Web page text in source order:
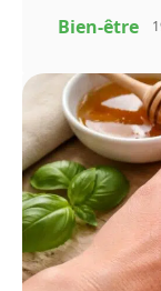
Bien-être